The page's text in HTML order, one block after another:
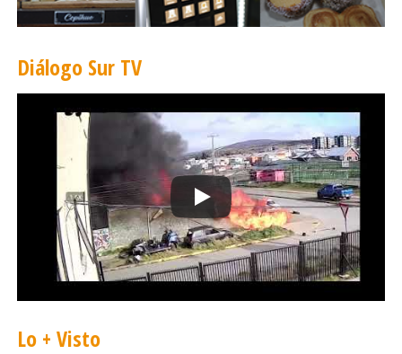
Diálogo Sur TV
Lo + Visto